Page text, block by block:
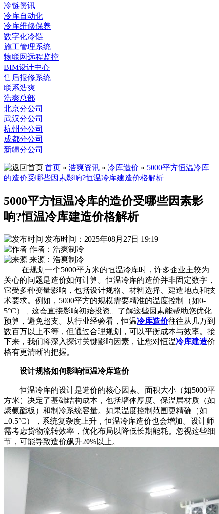
冷链资讯
冷库自动化
冷库维修保养
数字化冷链
施工管理系统
物联网远程监控
BIM设计中心
售后报修系统
联系浩爽
浩爽总部
北京分公司
武汉分公司
杭州分公司
成都分公司
新疆分公司
首页 » 浩爽资讯 » 冷库造价 » 5000平方恒温冷库
的造价受哪些因素影响?恒温冷库建造价格解析
5000平方恒温冷库的造价受哪些因素影
响?恒温冷库建造价格解析
发布时间：2025年08月27日 19:19
作者：浩爽制冷
来源：浩爽制冷
在规划一个5000平方米的恒温冷库时，许多企业主较为
关心的问题是造价如何计算。恒温冷库的造价并非固定数字，
它受多种变量影响，包括设计规格、材料选择、建造地点和技
术要求。例如，5000平方的规模需要精准的温度控制（如0-
5°C），这会直接影响初始投资。了解这些因素能帮助您优化
预算，避免超支。从行业经验看，恒温冷库造价往往从几万到
数百万以上不等，但通过合理规划，可以平衡成本与效率。接
下来，我们将深入探讨关键影响因素，让您对恒温冷库建造价
格有更清晰的把握。
设计规格如何影响恒温冷库造价
恒温冷库的设计是造价的核心因素。面积大小（如5000平
方米）决定了基础结构成本，包括墙体厚度、保温层材质（如
聚氨酯板）和制冷系统容量。如果温度控制范围更精确（如
±0.5°C），系统复杂度上升，恒温冷库造价也会增加。设计师
需考虑货物流转效率，优化布局以降低长期能耗。忽视这些细
节，可能导致造价飙升20%以上。